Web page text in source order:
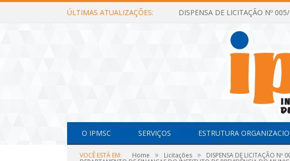
ÚLTIMAS ATUALIZAÇÕES:
O IPMSC SERVIÇOS ESTRUTURA
VOCÊ ESTÁ EM: Home » Licitações » DISPENSA DE LICITAÇÃO Nº